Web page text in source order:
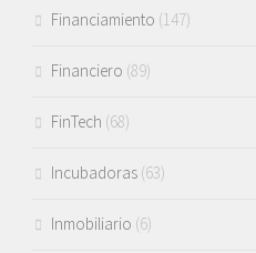
Financiamiento (147)
Financiero (89)
FinTech (68)
Incubadoras (63)
Inmobiliario (6)